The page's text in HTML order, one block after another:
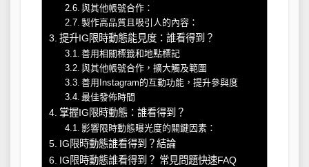
與其他帳號合作：
製作高品質且吸引人的內容：
提升IG限時動態能見度：誰看得到？
善用相關標籤和地點標記
與其他帳號合作，擴大觸及範圍
善用Instagram的互動功能，提升參與度
最佳發佈時間
掌握IG限時動態：誰看得到？
影響限時動態曝光度的關鍵因素：
IG限時動態誰看得到？結論
IG限時動態誰看得到？ 常見問題快速FAQ